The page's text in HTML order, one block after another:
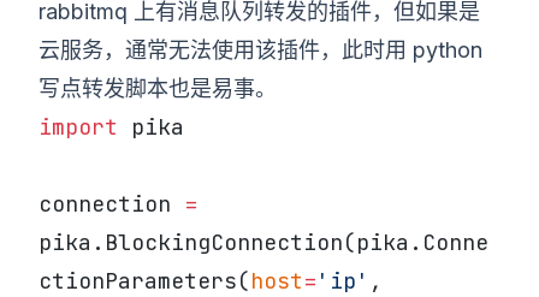
rabbitmq 上有消息队列转发的插件，但如果是
云服务，通常无法使用该插件，此时用 python
写点转发脚本也是易事。
import pika
connection =
pika.BlockingConnection(pika.Conne
ctionParameters(host= 'ip'